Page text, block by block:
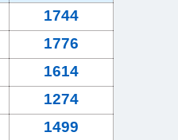
1744
1776
1614
1274
1499